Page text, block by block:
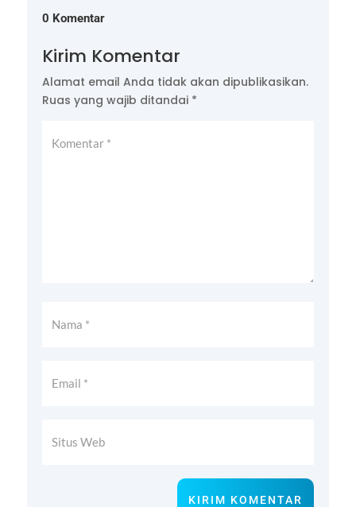
0 Komentar
Kirim Komentar
Alamat email Anda tidak akan dipublikasikan.
Ruas yang wajib ditandai *
KIRIM KOMENTAR